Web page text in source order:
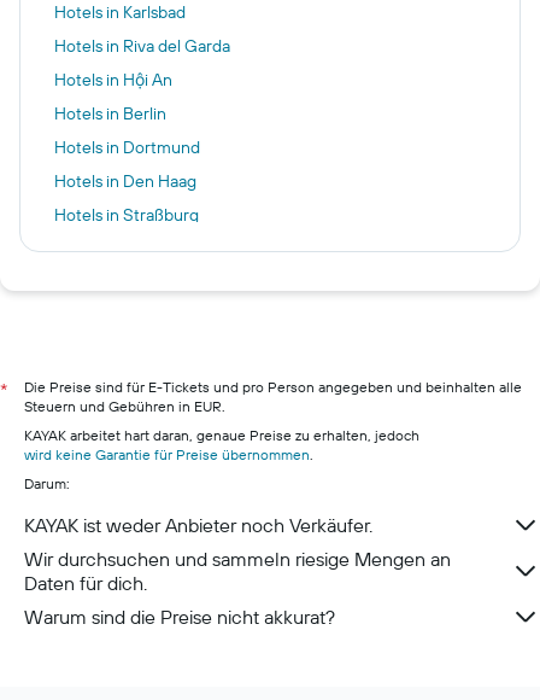
Hotels in Karlsbad
Hotels in Riva del Garda
Hotels in Hội An
Hotels in Berlin
Hotels in Dortmund
Hotels in Den Haag
Hotels in Straßburg
Hotels in Bremen
Hotels in Warnemünde
Hotels in Neustadt in Holstein
Hotels in Berchtesgaden
Hotels in Konstanz
Hotels in Lehde
*
Die Preise sind für E-Tickets und pro Person angegeben und beinhalten alle
Steuern und Gebühren in EUR.
KAYAK arbeitet hart daran, genaue Preise zu erhalten, jedoch
wird keine Garantie für Preise übernommen.
Darum:
KAYAK ist weder Anbieter noch Verkäufer.
Wir durchsuchen und sammeln riesige Mengen an
Daten für dich.
Warum sind die Preise nicht akkurat?